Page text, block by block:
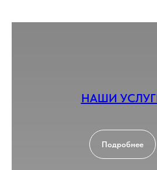
НАШИ
Подробнее